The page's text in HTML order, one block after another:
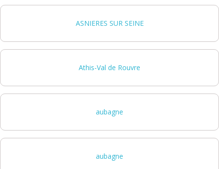
ASNIERES SUR SEINE
Athis-Val de Rouvre
aubagne
aubagne